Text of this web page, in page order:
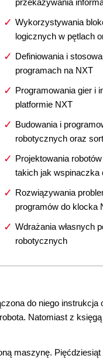
przekazywania
Wykorzystywania
logicznych w pętlach
Definiowania i
programach na NXT
Programowania gier i
platformie NXT
Budowania i
robotycznych oraz
Projektowania
takich jak wspinaczka
Rozwiązywania
programów do klocka
Wdrażania własnych
robotycznych
do niego
Natomiast z
maszynę.